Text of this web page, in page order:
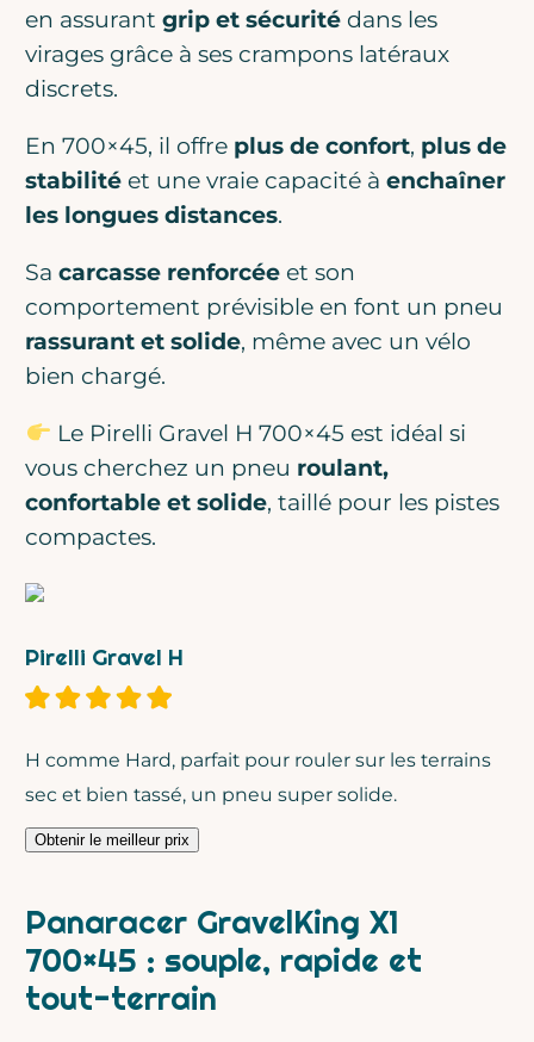
en assurantgrip et sécurité dans les
virages grâce à ses crampons latéraux
discrets.
En 700×45, il offre plus de confort, plus de
stabilité et une vraie capacité àenchaîner
les longues distances.
Sacarcasse renforcée et son
comportement prévisible en font un pneu
rassurant et solide, même avec un vélo
bien chargé.
Le Pirelli Gravel H 700×45 est idéal si
vous cherchez un pneu roulant,
confortable et solide, taillé pour les pistes
compactes.
Pirelli Gravel H
H comme Hard, parfait pour rouler sur les terrains
sec et bien tassé, un pneu super solide.
Obtenir le meilleur prix
Panaracer GravelKing X1
700×45 : souple, rapide et
tout-terrain